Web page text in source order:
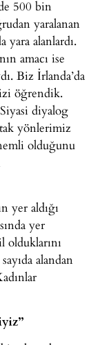
500 bin
yaralanan
yara alanlardı.
amacı ise
Biz İrlanda’da
öğrendik.
diyalog
yönlerimiz
olduğunu
yer aldığı
yer
olduklarını
alandan